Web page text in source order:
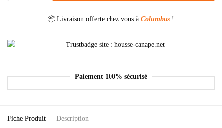
📦 Livraison offerte chez vous à Columbus !
Paiement 100% sécurisé
Fiche Produit Description